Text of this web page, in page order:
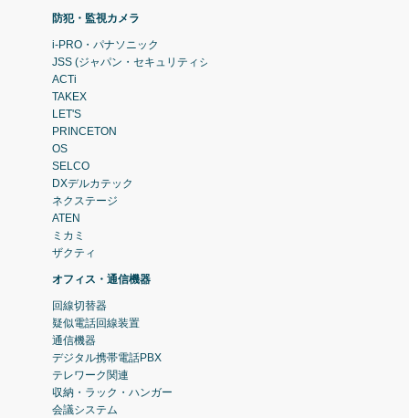
防犯・監視カメラ
i-PRO・パナソニック
JSS (ジャパン・セキュリティシステム)
ACTi
TAKEX
LET'S
PRINCETON
OS
SELCO
DXデルカテック
ネクステージ
ATEN
ミカミ
ザクティ
オフィス・通信機器
回線切替器
疑似電話回線装置
通信機器
デジタル携帯電話PBX
テレワーク関連
収納・ラック・ハンガー
会議システム